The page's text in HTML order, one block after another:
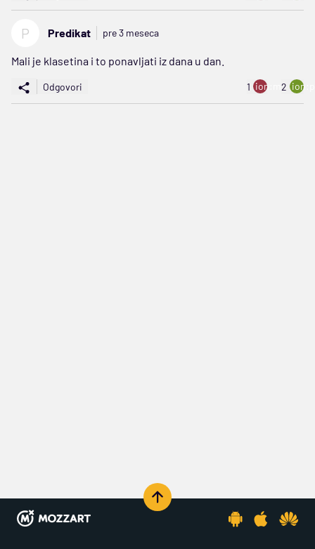
P Predikat pre 3 meseca
Mali je klasetina i to ponavljati iz dana u dan.
Odgovori 1 ion:minus
2